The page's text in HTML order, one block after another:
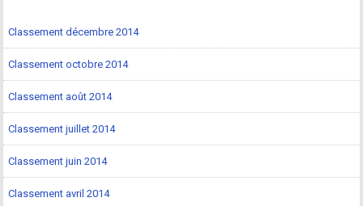
Classement décembre 2014
Classement octobre 2014
Classement août 2014
Classement juillet 2014
Classement juin 2014
Classement avril 2014